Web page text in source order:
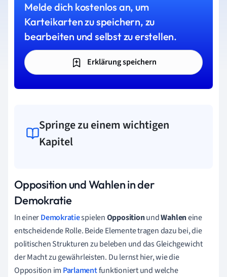
Melde dich kostenlos an, um
Karteikarten zu speichern, zu
bearbeiten und selbst zu erstellen.
Erklärung speichern
Springe zu einem wichtigen
Kapitel
Opposition und Wahlen in der
Demokratie
In einerDemokratiespielenOppositionundWahleneine
entscheidende Rolle. Beide Elemente tragen dazu bei, die
politischen Strukturen zu beleben und das Gleichgewicht
der Macht zu gewährleisten. Du lernst hier, wie die
Opposition im Parlamentfunktioniert und welche